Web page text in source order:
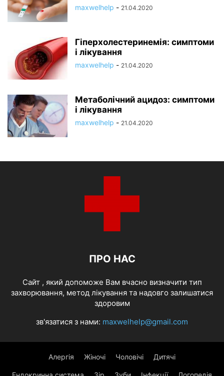
maxwelhelp - 21.04.2020
Гіперхолестеринемія: симптоми
і лікування
maxwelhelp - 21.04.2020
Метаболічний ацидоз: симптоми
і лікування
maxwelhelp - 21.04.2020
ПРО НАС
Cайт , який допоможе Вам вчасно визначити тип
захворювання, метод лікування та надовго залишатися
здоровим
зв'язатися з нами: maxwelhelp@gmail.com
Алергія Жіночі Чоловічі Дитячі